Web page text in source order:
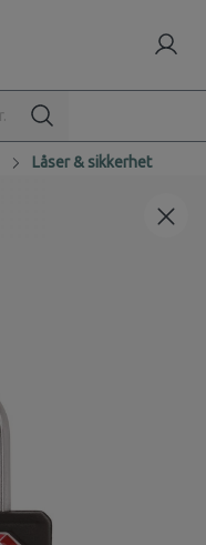
Låser & sikkerhet